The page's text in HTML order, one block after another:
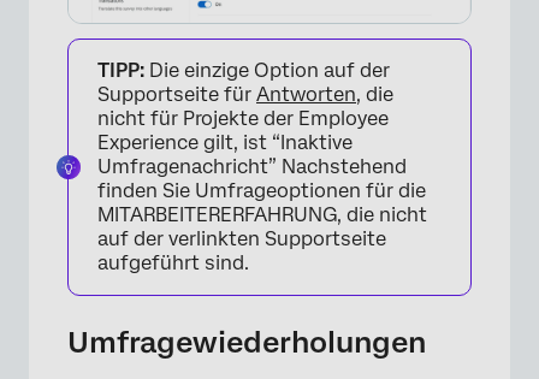
×
TIPP: Die einzige Option auf der
Supportseite für Antworten, die
nicht für Projekte der Employee
Experience gilt, ist “Inaktive
Umfragenachricht” Nachstehend
finden Sie Umfrageoptionen für die
MITARBEITERERFAHRUNG, die nicht
auf der verlinkten Supportseite
aufgeführt sind.
Umfragewiederholungen